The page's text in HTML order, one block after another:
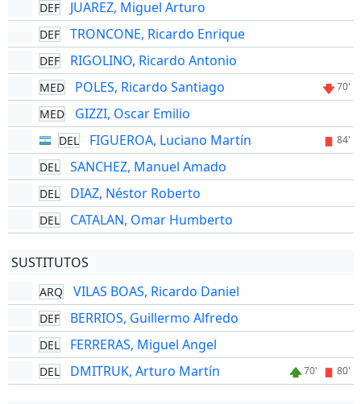
DEF JUAREZ, Miguel Arturo
DEF TRONCONE, Ricardo Enrique
DEF RIGOLINO, Ricardo Antonio
MED POLES, Ricardo Santiago 70'
MED GIZZI, Oscar Emilio
DEL FIGUEROA, Luciano Martín 84'
DEL SANCHEZ, Manuel Amado
DEL DIAZ, Néstor Roberto
DEL CATALAN, Omar Humberto
SUSTITUTOS
ARQ VILAS BOAS, Ricardo Daniel
DEF BERRIOS, Guillermo Alfredo
DEL FERRERAS, Miguel Angel
DEL DMITRUK, Arturo Martín 70' 80'